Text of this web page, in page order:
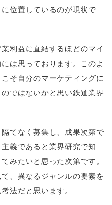
位置しているのが現状で
利益に直結するほどのマイ
は思っております。このよ
そ自分のマーケティングに
ではないかと思い鉄道業界
てなく募集し、成果次第で
義であると業界研究で知
みたいと思った次第です。
、異なるジャンルの要素を
法だと思います。